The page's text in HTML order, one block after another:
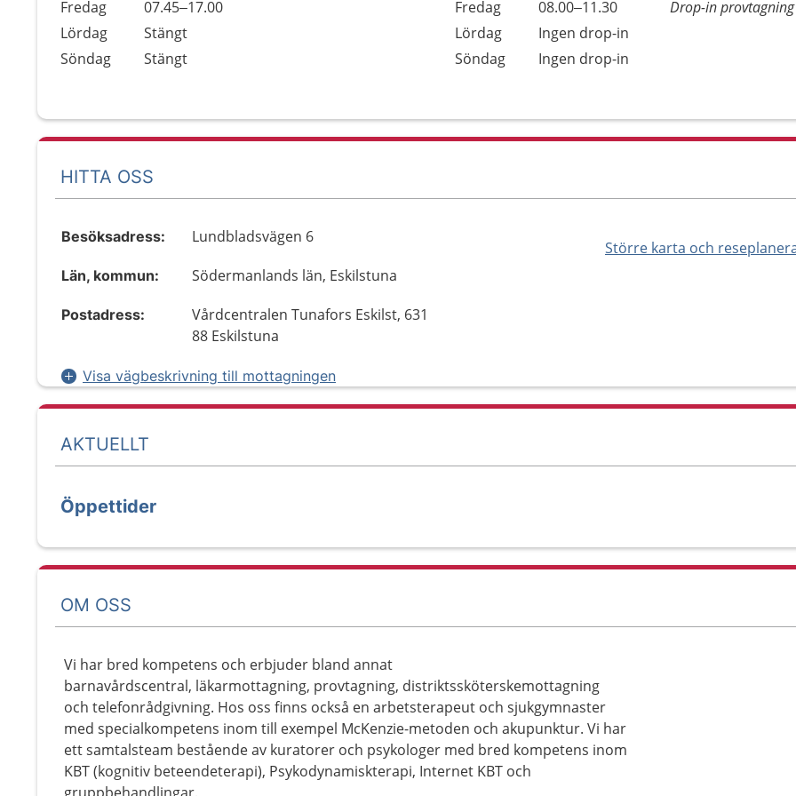
Fredag
07.45–17.00
Lördag
Stängt
Söndag
Stängt
Fredag 08.00–11.30
Drop-in provtagning
Lördag
Ingen drop-in
Söndag
Ingen drop-in
HITTA OSS
Större karta och
Besöksadress: Lundbladsvägen 6
Län, kommun: Södermanlands län, Eskilstuna
Postadress:
Vårdcentralen Tunafors Eskilst, 631
88 Eskilstuna
Visa vägbeskrivning till mottagningen
AKTUELLT
Öppettider
OM OSS
Vi har bred kompetens och erbjuder bland annat
barnavårdscentral, läkarmottagning, provtagning, distriktssköterskemottagning
och telefonrådgivning. Hos oss finns också en arbetsterapeut och sjukgymnaster
med specialkompetens inom till exempel McKenzie-metoden och akupunktur. Vi har
ett samtalsteam bestående av kuratorer och psykologer med bred kompetens inom
KBT (kognitiv beteendeterapi), Psykodynamiskterapi, Internet KBT och